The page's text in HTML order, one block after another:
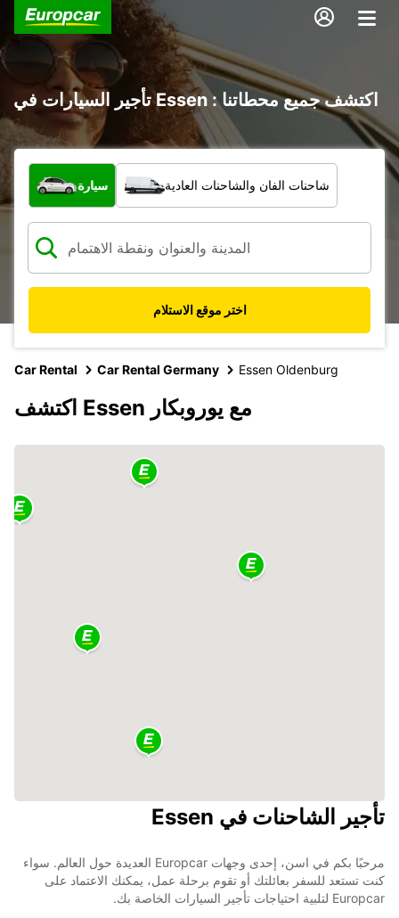
تأجير السيارات في Essen : اكتشف جميع محطاتنا
ما نوع المركبة؟
سيارة شاحنات الفان والشاحنات العادية
اختر موقع الاستلام
Car Rental Car Rental Germany Essen Oldenburg
اكتشف Essen مع يوروبكار
تأجير الشاحنات في Essen
مرحبًا بكم في اسن، إحدى وجهات Europcar العديدة حول العالم. سواء
كنت تستعد للسفر بعائلتك أو تقوم برحلة عمل، يمكنك الاعتماد على
Europcar لتلبية احتياجات تأجير السيارات الخاصة بك.